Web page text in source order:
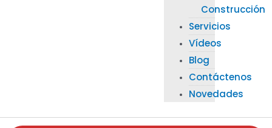
Construcción
Servicios
Vídeos
Blog
Contáctenos
Novedades